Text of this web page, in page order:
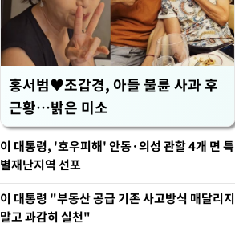
홍서범♥조갑경, 아들 불륜 사과 후
근황…밝은 미소
이 대통령, '호우피해' 안동·의성 관할 4개 면 특
별재난지역 선포
이 대통령 "부동산 공급 기존 사고방식 매달리지
말고 과감히 실천"